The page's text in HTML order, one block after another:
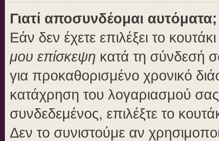
Γιατί αποσυνδέομαι αυτόματα;
Εάν δεν έχετε επιλέξει το
μου επίσκεψη κατά τη σύνδεσή
για προκαθορισμένο χρονικό
κατάχρηση του λογαριασμού
συνδεδεμένος, επιλέξτε το
Δεν το συνιστούμε αν